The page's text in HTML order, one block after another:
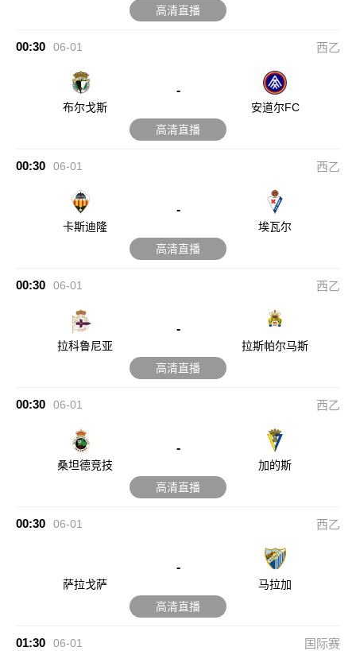
高清直播
00:30 06-01 西乙
布尔戈斯
-
安道尔FC
高清直播
00:30 06-01 西乙
卡斯迪隆
-
埃瓦尔
高清直播
00:30 06-01 西乙
拉科鲁尼亚
-
拉斯帕尔马斯
高清直播
00:30 06-01 西乙
桑坦德竞技
-
加的斯
高清直播
00:30 06-01 西乙
萨拉戈萨
-
马拉加
高清直播
01:30 06-01 国际赛